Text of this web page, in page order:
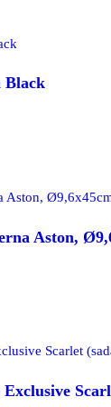
Black
Aston,